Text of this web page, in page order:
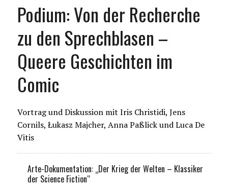
Podium: Von der Recherche
zu den Sprechblasen –
Queere Geschichten im
Comic
Vortrag und Diskussion mit Iris Christidi, Jens
Cornils, Łukasz Majcher, Anna Paßlick und Luca De
Vitis
Arte-Dokumentation: „Der Krieg der Welten – Klassiker
der Science Fiction“